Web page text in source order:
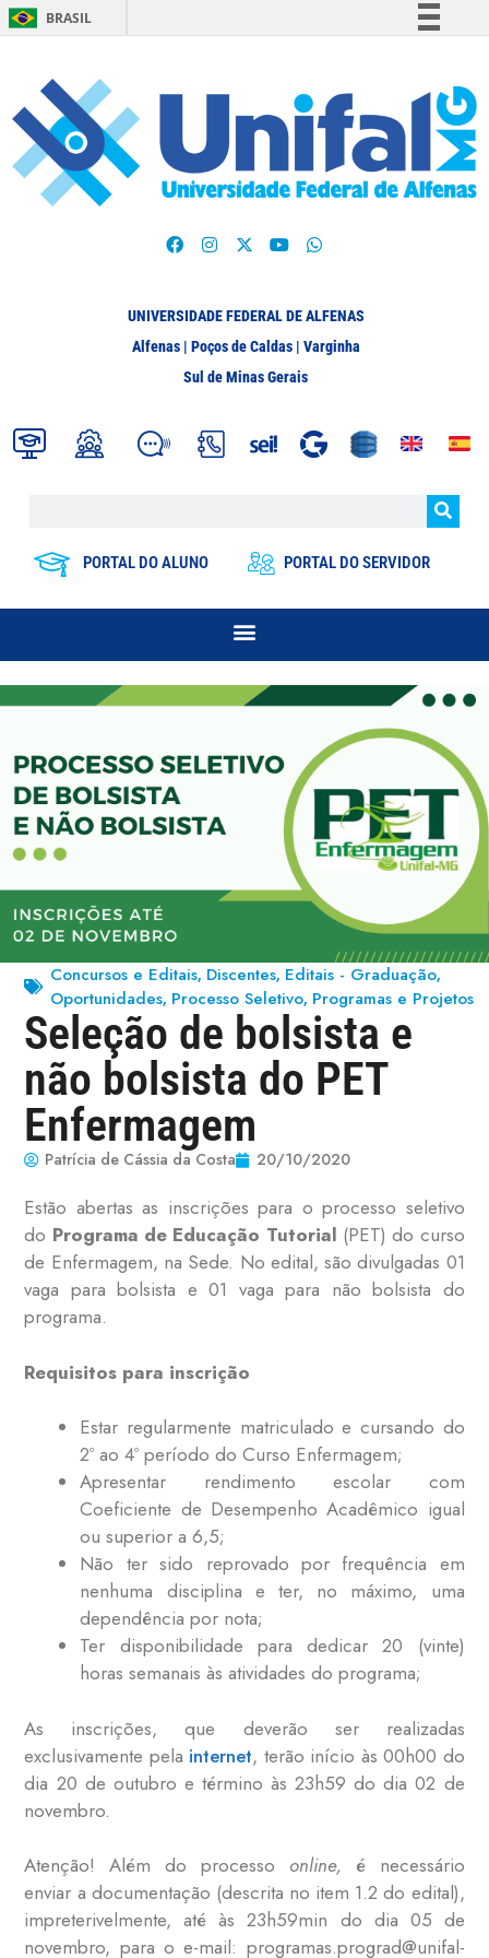
BRASIL
Participe
Acesso à informação
Legislação
UNIVERSIDADE FEDERAL DE ALFENAS
Alfenas | Poços de Caldas | Varginha
Sul de Minas Gerais
PORTAL DO ALUNO PORTAL DO SERVIDOR
Concursos e Editais, Discentes, Editais - Graduação,
Oportunidades, Processo Seletivo, Programas e Projetos
Seleção de bolsista e
não bolsista do PET
Enfermagem
Patrícia de Cássia da Costa 20/10/2020
Estão abertas as inscrições para o processo seletivo
do Programa de Educação Tutorial (PET) do curso
de Enfermagem, na Sede. No edital, são divulgadas 01
vaga para bolsista e 01 vaga para não bolsista do
programa.
Requisitos para inscrição
Estar regularmente matriculado e cursando do
2º ao 4º período do Curso Enfermagem;
Apresentar rendimento escolar com
Coeficiente de Desempenho Acadêmico igual
ou superior a 6,5;
Não ter sido reprovado por frequência em
nenhuma disciplina e ter, no máximo, uma
dependência por nota;
Ter disponibilidade para dedicar 20 (vinte)
horas semanais às atividades do programa;
As inscrições, que deverão ser realizadas
exclusivamente pela internet, terão início às 00h00 do
dia 20 de outubro e término às 23h59 do dia 02 de
novembro.
Atenção! Além do processo online, é necessário
enviar a documentação (descrita no item 1.2 do edital),
impreterivelmente, até às 23h59min do dia 05 de
novembro, para o e-mail: programas.prograd@unifal-